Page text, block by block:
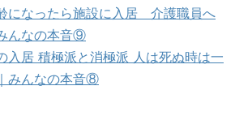
になったら施設に入居 介護職員へ
んなの本音⑨
入居 積極派と消極派 人は死ぬ時は一
みんなの本音⑧